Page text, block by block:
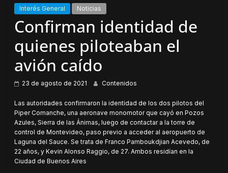
Interés General Noticias
Confirman identidad de
quienes piloteaban el
avión caído
23 de agosto de 2021 Contenidos
Las autoridades confirmaron la identidad de los dos pilotos del
Piper Comanche, una aeronave monomotor que cayó en Pozos
Azules, Sierra de las Ánimas, luego de contactar a la torre de
control de Montevideo, paso previo a acceder al aeropuerto de
Laguna del Sauce. Se trata de Franco Pamboukdjian Acevedo, de
22 años, y Kevin Alonso Raggio, de 27. Ambos residían en la
Ciudad de Buenos Aires